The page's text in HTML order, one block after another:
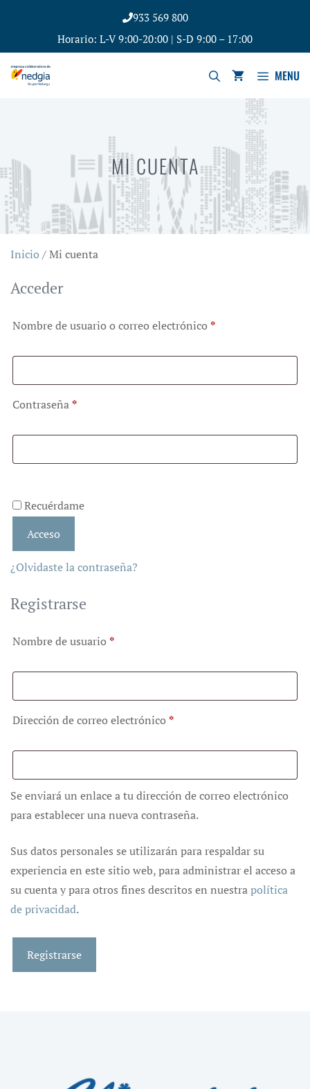
933 569 800
Horario: L-V 9:00-20:00 | S-D 9:00 – 17:00
MENU
MI CUENTA
Inicio / Mi cuenta
Acceder
Nombre de usuario o correo electrónico *
Contraseña *
Recuérdame
Acceso
¿Olvidaste la contraseña?
Registrarse
Nombre de usuario *
Dirección de correo electrónico *
Se enviará un enlace a tu dirección de correo electrónico
para establecer una nueva contraseña.
Sus datos personales se utilizarán para respaldar su
experiencia en este sitio web, para administrar el acceso a
su cuenta y para otros fines descritos en nuestrapolítica
de privacidad.
Registrarse